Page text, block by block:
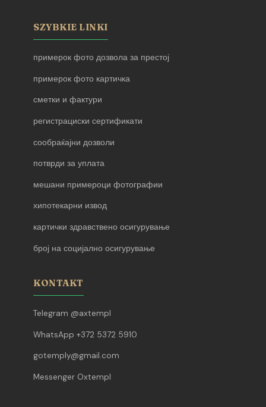
SZYBKIE LINKI
примерок фото дозвола за престој
примерок фото картичка
сметки и фактури
регистрациски сертификати
сообраќајни дозволи
потврди за уплата
мешани примероци фотографии
хипотекарни извод
картички здравствено осигурување
број на социјално осигурување
KONTAKT
Telegram @axtempl
WhatsApp +372 5372 5910
gotemply@gmail.com
Messenger Oxtempl